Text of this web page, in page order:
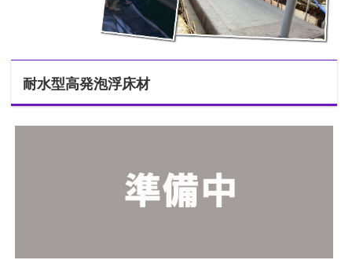
耐水型高発泡浮床材